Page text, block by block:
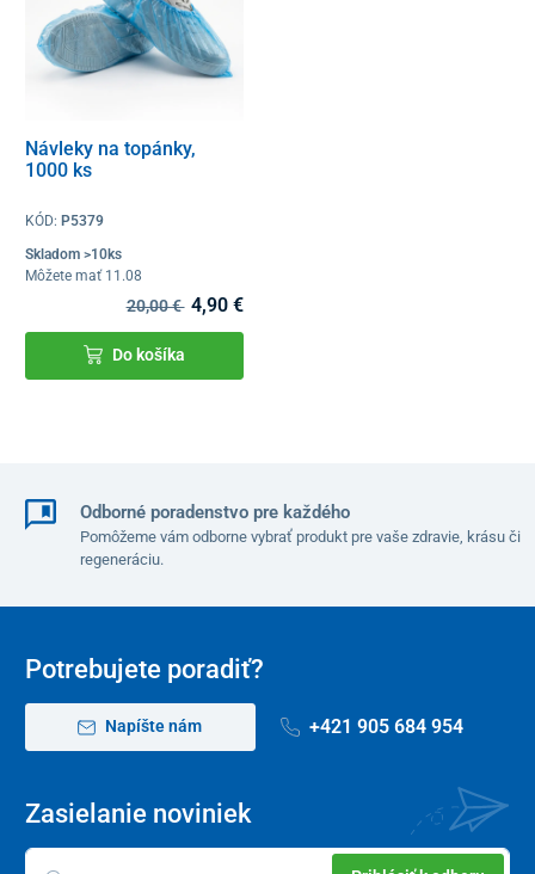
Návleky na topánky,
1000 ks
KÓD: P5379
Skladom >10ks
Môžete mať 11.08
20,00 € 4,90 €
Do košíka
Odborné poradenstvo pre každého
Pomôžeme vám odborne vybrať produkt pre vaše zdravie, krásu či
regeneráciu.
Potrebujete poradiť?
Napíšte nám +421 905 684 954
Zasielanie noviniek